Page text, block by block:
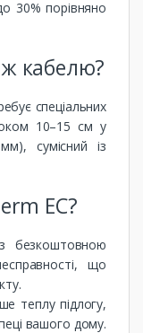
30% порівняно
кабелю?
спеціальних
10–15 см у
сумісний із
EC?
безкоштовною
що
теплу підлогу,
вашого дому.